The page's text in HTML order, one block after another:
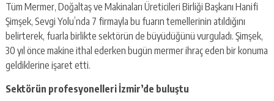
Tüm Mermer, Doğaltaş ve Makinaları Üreticileri Birliği Başkanı Hanifi
Şimşek, Sevgi Yolu’nda 7 firmayla bu fuarın temellerinin atıldığını
belirterek, fuarla birlikte sektörün de büyüdüğünü vurguladı. Şimşek,
30 yıl önce makine ithal ederken bugün mermer ihraç eden bir konuma
geldiklerine işaret etti.
Sektörün profesyonelleri İzmir’de buluştu